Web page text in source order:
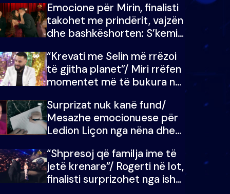
fituar çmimin e madh
Emocione për Mirin, finalisti
takohet me prindërit, vajzën
dhe bashkëshorten: S’kemi
“Krevati me Selin më rrëzoi
të gjitha planet”/ Miri rrëfen
momentet më të bukura në
mungojë zilja e mëngjesit
kur…
Surprizat nuk kanë fund/
Mesazhe emocionuese për
Ledion Liçon nga nëna dhe
i mban dot lotët: Nuk
meritoj…
“Shpresoj që familja ime të
jetë krenare”/ Rogerti në lot,
finalisti surprizohet nga ish-